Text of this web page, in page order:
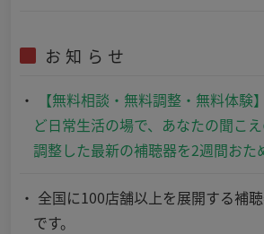
お知らせ
【無料相談・無料調整・無料体験
ど日常生活の場で、あなたの聞こ
調整した最新の補聴器を2週間おた
全国に100店舗以上を展開する補
です。